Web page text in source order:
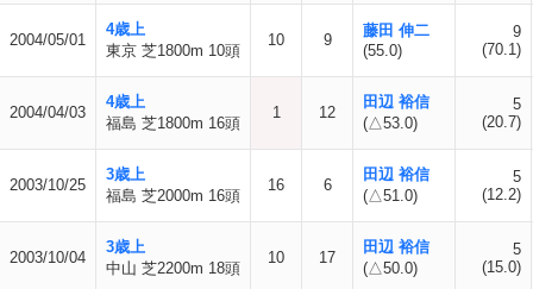
2004/05/01
4歳上
東京 芝1800m 10頭
10 9
藤田 伸二
(55.0)
9
(70.1)
2004/04/03
4歳上
福島 芝1800m 16頭
1 12
田辺 裕信
(△53.0)
5
(20.7)
2003/10/25
3歳上
福島 芝2000m 16頭
16 6
田辺 裕信
(△51.0)
5
(12.2)
2003/10/04
3歳上
中山 芝2200m 18頭
10 17
田辺 裕信
(△50.0)
5
(15.0)